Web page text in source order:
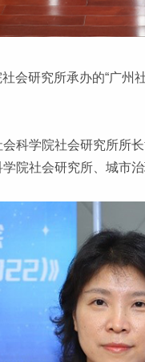
会研究所承办的“广
科学院社会研究所所
院社会研究所、城市